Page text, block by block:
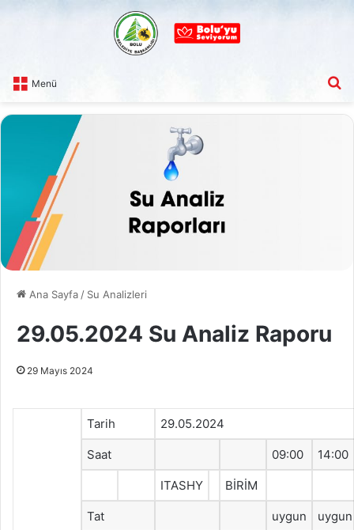
Menü
Ana Sayfa / Su Analizleri
29.05.2024 Su Analiz Raporu
29 Mayıs 2024
Tarih 29.05.2024
Saat 09:00 14:00
ITASHY BİRİM
Tat uygun uygun